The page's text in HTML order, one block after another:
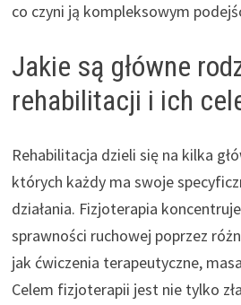
co czyni ją kompleksowym
Jakie są główne
rehabilitacji i ich
Rehabilitacja dzieli się na kilka
których każdy ma swoje
działania. Fizjoterapia
sprawności ruchowej poprzez
jak ćwiczenia terapeutyczne,
Celem fizjoterapii jest nie tylko